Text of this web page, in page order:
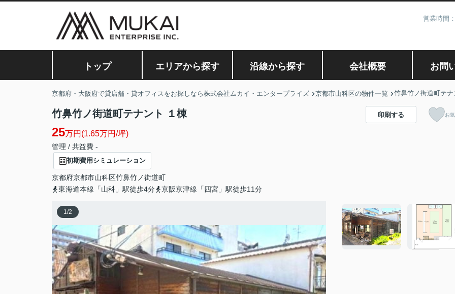
営業時間
トップ エリアから探す 沿線から探す 会社概要 お問
京都府・大阪府で貸店舗・貸オフィスをお探しなら株式会社ムカイ・エンタープライズ 京都市山科区の物件一覧 竹鼻竹ノ街道町テナ
竹鼻竹ノ街道町テナント １棟
25万円(1.65万円/坪)
管理 / 共益費 -
初期費用シミュレーション
京都府京都市山科区竹鼻竹ノ街道町
東海道本線「山科」駅徒歩4分
京阪京津線「四宮」駅徒歩11分
印刷する お
1/2